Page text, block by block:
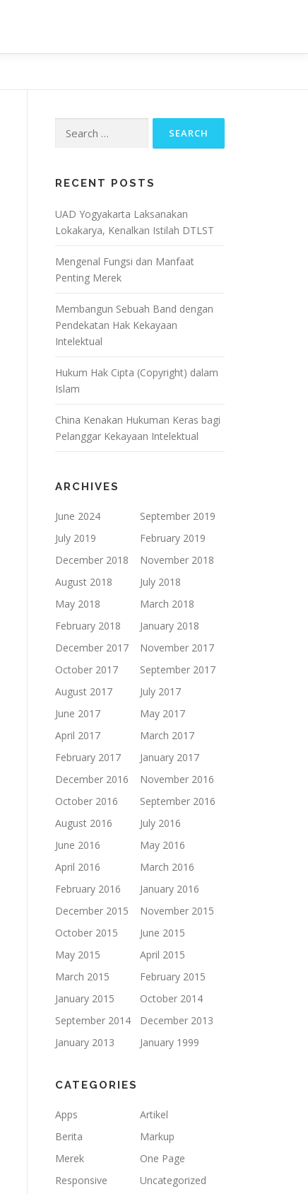
for:
RECENT POSTS
UAD Yogyakarta Laksanakan
Lokakarya, Kenalkan Istilah DTLST
Mengenal Fungsi dan Manfaat
Penting Merek
Membangun Sebuah Band dengan
Pendekatan Hak Kekayaan
Intelektual
Hukum Hak Cipta (Copyright) dalam
Islam
China Kenakan Hukuman Keras bagi
Pelanggar Kekayaan Intelektual
ARCHIVES
June 2024
September 2019
July 2019
February 2019
December 2018
November 2018
August 2018
July 2018
May 2018
March 2018
February 2018
January 2018
December 2017
November 2017
October 2017
September 2017
August 2017
July 2017
June 2017
May 2017
April 2017
March 2017
February 2017
January 2017
December 2016
November 2016
October 2016
September 2016
August 2016
July 2016
June 2016
May 2016
April 2016
March 2016
February 2016
January 2016
December 2015
November 2015
October 2015
June 2015
May 2015
April 2015
March 2015
February 2015
January 2015
October 2014
September 2014
December 2013
January 2013
January 1999
CATEGORIES
Apps
Artikel
Berita
Markup
Merek
One Page
Responsive
Uncategorized